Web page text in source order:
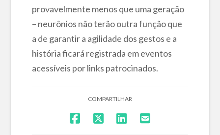
provavelmente menos que uma geração
– neurônios não terão outra função que
a de garantir a agilidade dos gestos e a
história ficará registrada em eventos
acessíveis por links patrocinados.
COMPARTILHAR